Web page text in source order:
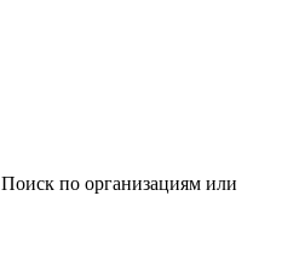
Поиск по организациям или